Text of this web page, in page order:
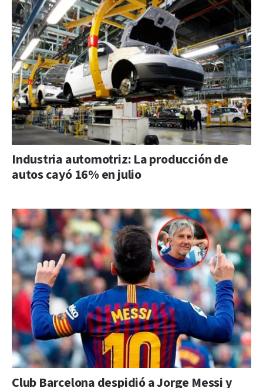
Industria automotriz: La producción de
autos cayó 16% en julio
Club Barcelona despidió a Jorge Messi y